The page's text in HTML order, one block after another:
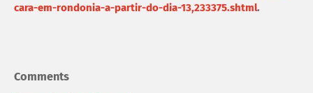
cara-em-rondonia-a-partir-do-dia-13,233375.shtml.
Comments